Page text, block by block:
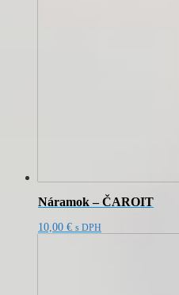
Náramok – ČAROIT
10,00 € s DPH